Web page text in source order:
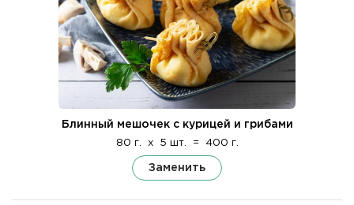
Блинный мешочек с курицей и грибами
80 г. x 5 шт. = 400 г.
Заменить